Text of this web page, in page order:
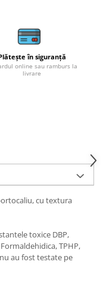
în siguranță
online sau ramburs la
livrare
cu textura
toxice DBP,
TPHP,
au fost testate pe